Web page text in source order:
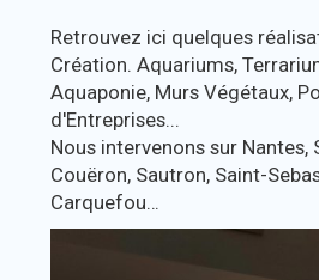
Retrouvez ici quelques
Création. Aquariums,
Aquaponie, Murs Végétaux,
d'Entreprises...
Nous intervenons sur Nantes,
Couëron, Sautron, Saint-
Carquefou…